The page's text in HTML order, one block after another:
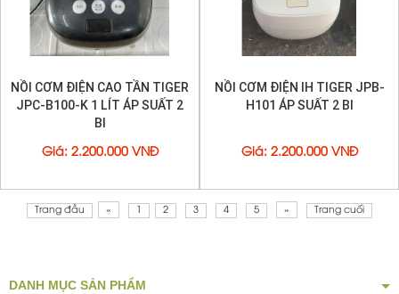
NỒI CƠM ĐIỆN CAO TẦN TIGER
JPC-B100-K 1 LÍT ÁP SUẤT 2
BI
Giá : 2.200.000 VNĐ
NỒI CƠM ĐIỆN IH TIGER JPB-
H101 ÁP SUẤT 2 BI
Giá : 2.200.000 VNĐ
Trang đầu « 2 3 4 5 » Trang cuối
DANH MỤC SẢN PHẨM